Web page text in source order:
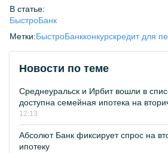
В статье:
БыстроБанк
Метки:БыстроБанкконкурскредит для
Новости по теме
Среднеуральск и Ирбит вошли в
доступна семейная ипотека на
12:13
Абсолют Банк фиксирует спрос на
ипотеку